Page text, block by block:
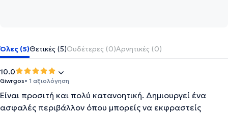
Όλες (5)Θετικές (5)Ουδέτερες (0)Αρνητικές (0)
10.0
Giwrgos• 1 αξιολόγηση
Είναι προσιτή και πολύ κατανοητική. Δημιουργεί ένα
ασφαλές περιβάλλον όπου μπορείς να εκφραστείς